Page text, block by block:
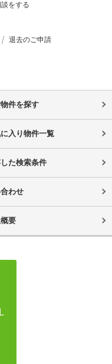
をする
退去のご申請
件を探す
入り物件一覧
た検索条件
わせ
要